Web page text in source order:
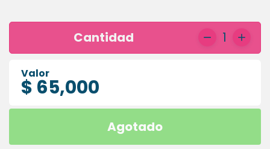
Cantidad 1
Valor
$ 65,000
Agotado
ESSIX